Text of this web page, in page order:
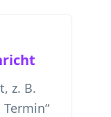
z. B.